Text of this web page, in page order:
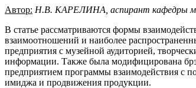
Автор: Н.В. КАРЕЛИНА, аспирант кафедры
В статье рассматриваются формы
взаимоотношений и наиболее
предприятия с музейной аудиторией,
информации. Также была модифицирована
предприятием программы взаимодействия с
имиджа и продвижения продукции.